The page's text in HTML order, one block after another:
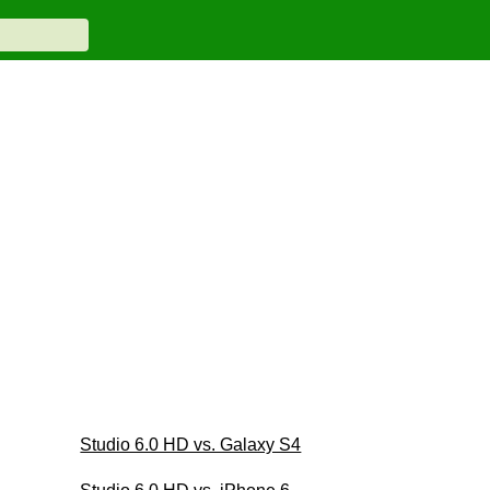
Studio 6.0 HD vs. Galaxy S4